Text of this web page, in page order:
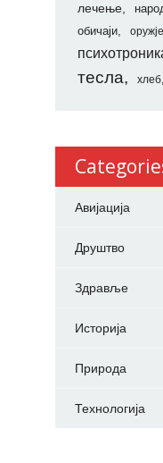
лечење
обичаји
оружје
тесла хлеб
Авијација
Друштво
Здравље
Историја
Природа
Технологија